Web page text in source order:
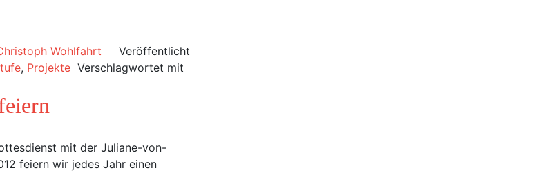
Wohlfahrt
Veröffentlicht
, Projekte Verschlagwortet mit
mit der Juliane-von-
feiern wir jedes Jahr einen